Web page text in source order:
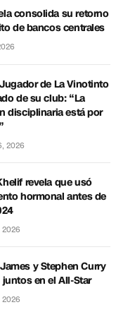
consolida su retorno
de bancos centrales
de La Vinotinto
de su club: “La
disciplinaria está por
2026
revela que usó
hormonal antes de
2026
y Stephen Curry
en el All-Star
2026